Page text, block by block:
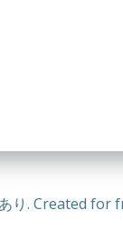
り. Created for